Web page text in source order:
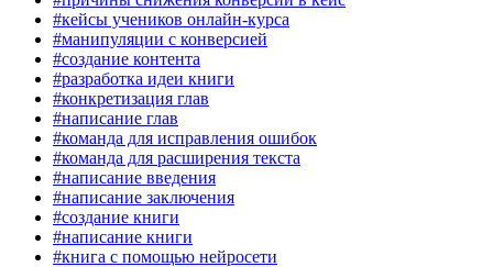
#кейсы учеников онлайн-курса
#манипуляции с конверсией
#создание контента
#разработка идеи книги
#конкретизация глав
#написание глав
#команда для исправления ошибок
#команда для расширения текста
#написание введения
#написание заключения
#создание книги
#написание книги
#книга с помощью нейросети